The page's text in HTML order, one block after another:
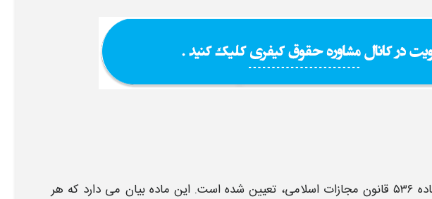
مجازات اسلامی، تعیین شده است. این ماده بیان می‌ دارد که هر